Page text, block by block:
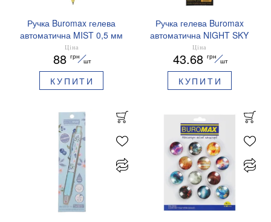
Ручка Buromax гелева
автоматична MIST 0,5 мм
сині чорнила BM.83103
Ціна
88 грн
шт
КУПИТИ
Ручка гелева Buromax
автоматична NIGHT SKY
ZODIAC 0.5 мм
ароматизований грип синє
чорнило BM.8379-01
Ціна
43.68 грн
шт
КУПИТИ